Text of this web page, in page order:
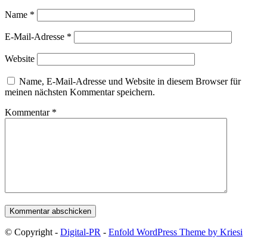
Name *
E-Mail-Adresse *
Website
Name, E-Mail-Adresse und Website in diesem Browser für
meinen nächsten Kommentar speichern.
Kommentar *
© Copyright - Digital-PR - Enfold WordPress Theme by Kriesi